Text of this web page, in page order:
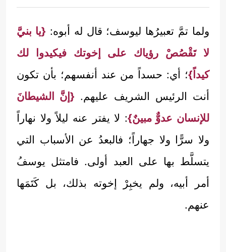
ولما تمَّ تعبيرُها ليوسف؛ قال له أبوه: {يا بنيَّ
لا تَقْصُصْ رؤياك على إخوتك فيكيدوا لك
كيداً}؛ أي: حسداً من عند أنفسهم؛ بأن تكون
أنت الرئيس الشريف عليهم. {إنَّ الشيطانَ
للإنسان عدوٌّ مبينٌ}: لا يفتر عنه ليلاً ولا نهاراً
ولا سرًّا ولا جهاراً؛ فالبعدُ عن الأسباب التي
يتسلَّط بها على العبد أولى. فامتثل يوسفُ
أمر أبيه، ولم يخبِرْ إخوته بذلك، بل كَتَمَها
عنهم.